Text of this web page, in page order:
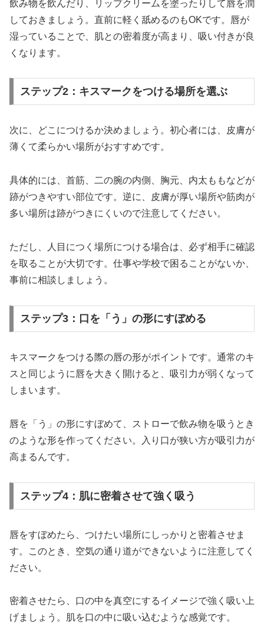
飲み物を飲んだり、リップクリームを塗ったりして唇を潤
しておきましょう。直前に軽く舐めるのもOKです。唇が
湿っていることで、肌との密着度が高まり、吸い付きが良
くなります。
ステップ2：キスマークをつける場所を選ぶ
次に、どこにつけるか決めましょう。初心者には、皮膚が
薄くて柔らかい場所がおすすめです。
具体的には、首筋、二の腕の内側、胸元、内太ももなどが
跡がつきやすい部位です。逆に、皮膚が厚い場所や筋肉が
多い場所は跡がつきにくいので注意してください。
ただし、人目につく場所につける場合は、必ず相手に確認
を取ることが大切です。仕事や学校で困ることがないか、
事前に相談しましょう。
ステップ3：口を「う」の形にすぼめる
キスマークをつける際の唇の形がポイントです。通常のキ
スと同じように唇を大きく開けると、吸引力が弱くなって
しまいます。
唇を「う」の形にすぼめて、ストローで飲み物を吸うとき
のような形を作ってください。入り口が狭い方が吸引力が
高まるんです。
ステップ4：肌に密着させて強く吸う
唇をすぼめたら、つけたい場所にしっかりと密着させま
す。このとき、空気の通り道ができないように注意してく
ださい。
密着させたら、口の中を真空にするイメージで強く吸い上
げましょう。肌を口の中に吸い込むような感覚です。